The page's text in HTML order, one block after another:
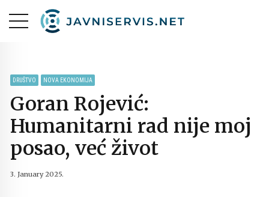
DRUŠTVO NOVA EKONOMIJA
Goran Rojević:
Humanitarni rad nije moj
posao, već život
3. January 2025.